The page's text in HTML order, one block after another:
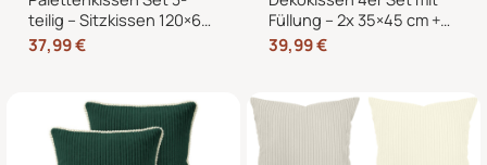
teilig – Sitzkissen 120×60
cm + 2 Rückenkissen
60×40 cm für
37,99€
Füllung – 2x 35×45 cm +
2x 40×40 cm Zierkissen
für Sofa und Bett
39,99€